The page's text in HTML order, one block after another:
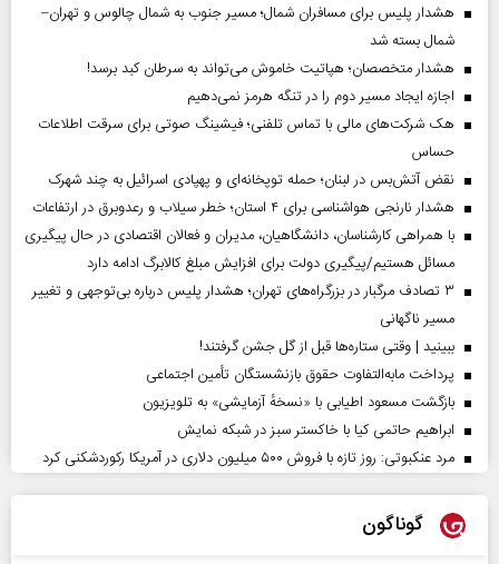
هشدار پلیس برای مسافران شمال؛ مسیر جنوب به شمال چالوس و تهران–
شمال بسته شد
هشدار متخصصان؛ هپاتیت خاموش می‌تواند به سرطان کبد برسد!
اجازه ایجاد مسیر دوم را در تنگه هرمز نمی‌دهیم
هک شرکت‌های مالی با تماس تلفنی؛ فیشینگ صوتی برای سرقت اطلاعات
حساس
نقض آتش‌بس در لبنان؛ حمله توپخانه‌ای و پهپادی اسرائیل به چند شهرک
هشدار نارنجی هواشناسی برای ۴ استان؛ خطر سیلاب و رعدوبرق در ارتفاعات
با همراهی کارشناسان، دانشگاهیان، مدیران و فعالان اقتصادی در حال پیگیری
مسائل هستیم/پیگیری دولت برای افزایش مبلغ کالابرگ ادامه دارد
۳ تصادف مرگبار در بزرگراه‌های تهران؛ هشدار پلیس درباره بی‌توجهی و تغییر
مسیر ناگهانی
ببینید | وقتی ستاره‌ها قبل از گل جشن گرفتند!
پرداخت مابه‌التفاوت حقوق بازنشستگان تأمین اجتماعی
بازگشت مسعود اطیابی با «نسخهٔ آزمایشی» به تلویزیون
ابراهیم حاتمی کیا با خاکستر سبز در شبکه نمایش
مرد عنکبوتی: روز تازه با فروش ۵۰۰ میلیون دلاری در آمریکا رکوردشکنی کرد
گوناگون